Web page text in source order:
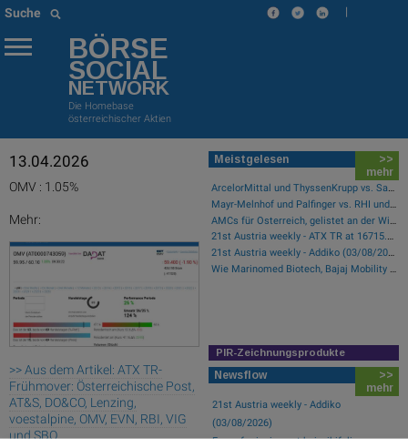
Suche |
BÖRSE
SOCIAL
NETWORK
Die Homebase
österreichischer Aktien
13.04.2026
OMV : 1.05%
Mehr:
>> Aus dem Artikel: ATX TR-
Frühmover: Österreichische Post,
AT&S, DO&CO, Lenzing,
voestalpine, OMV, EVN, RBI, VIG
und SBO
Meistgelesen
>>
mehr
ArcelorMittal und ThyssenKrupp vs. Salzgitter und voestalpine – kommentierter KW 32 Peer Group Watch Stahl
Mayr-Melnhof und Palfinger vs. RHI und Andritz – kommentierter KW 32 Peer Group Watch Zykliker Österreich
AMCs für Österreich, gelistet an der Wiener Börse
21st Austria weekly - ATX TR at 16715.01 - Bajaj Mobility AG, AT&S and RHI Magnesita best-performing, Österreichische Post with weakest performance (08/08/2026)
21st Austria weekly - Addiko (03/08/2026)
Wie Marinomed Biotech, Bajaj Mobility AG, Wolftank-Adisa, Athos Immobilien, Rosenbauer und Telekom Austria für Gesprächsstoff in Österreich sorgten
PIR-Zeichnungsprodukte
Newsflow
>>
mehr
21st Austria weekly - Addiko
(03/08/2026)
Fear of missing out bei wikifolio